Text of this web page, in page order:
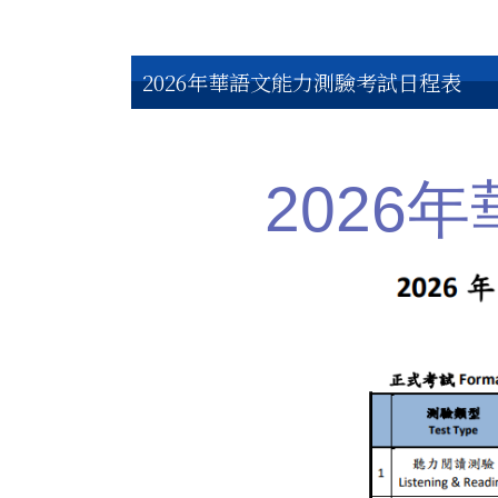
2026年華語文能力測驗考試日程表
2026年